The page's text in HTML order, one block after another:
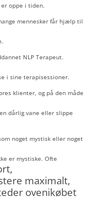
oppe i tiden.
mennesker får hjælp til
NLP Terapeut.
i sine terapisessioner.
klienter, og på den måde
dårlig vane eller slippe
noget mystisk eller noget
er mystiske. Ofte
maximalt,
ovenikøbet